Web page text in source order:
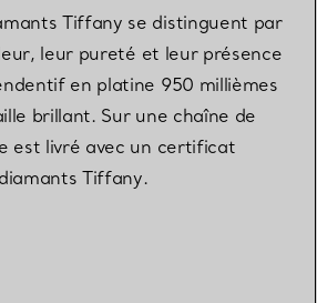
Tiffany se distinguent par
leur pureté et leur présence
en platine 950 millièmes
brillant. Sur une chaîne de
est livré avec un certificat
Tiffany.